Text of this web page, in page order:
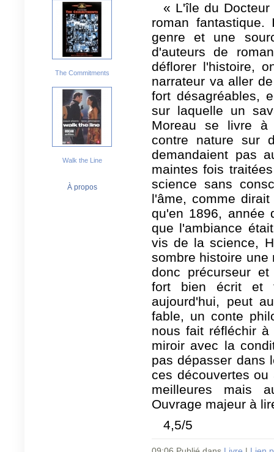
The Commitments
Walk the Line
À propos
« L'île du
roman
genre et une
d'auteurs de
déflorer l'histoire,
narrateur va aller
fort désagréables,
sur laquelle un
Moreau se livre à
contre nature sur
demandaient pas
maintes fois
science sans
l'âme, comme
qu'en 1896, année
que l'ambiance
vis de la science,
sombre histoire une
donc précurseur
fort bien écrit et
aujourd'hui, peut
fable, un conte
nous fait réfléchir
miroir avec la
pas dépasser dans
ces découvertes
meilleures mais
Ouvrage majeur à
4,5/5